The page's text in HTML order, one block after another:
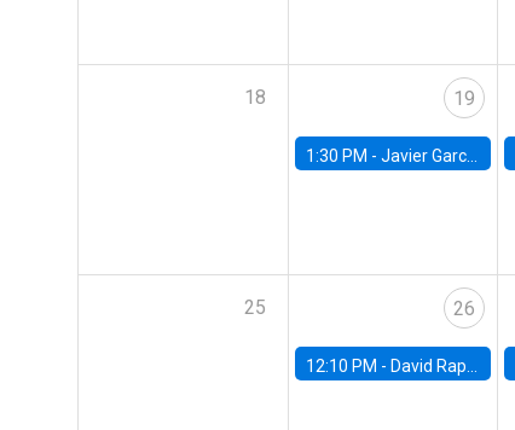
18 19
1:30 PM - Javier Garcia Cicco, Universidad de San Andres
25 26
12:10 PM - David Rappoport, FED Board